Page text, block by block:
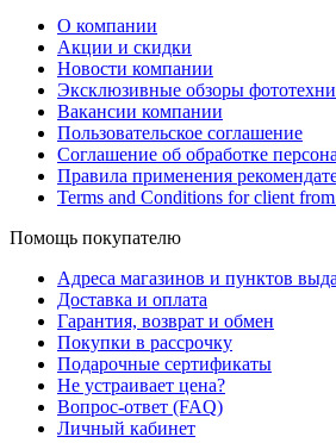
О компании
Акции и скидки
Новости компании
Эксклюзивные обзоры
Вакансии компании
Пользовательское соглашение
Соглашение об обработке
Правила применения
Terms and Conditions for client
Помощь покупателю
Адреса магазинов и пунктов
Доставка и оплата
Гарантия, возврат и обмен
Покупки в рассрочку
Подарочные сертификаты
Не устраивает цена?
Вопрос-ответ (FAQ)
Личный кабинет